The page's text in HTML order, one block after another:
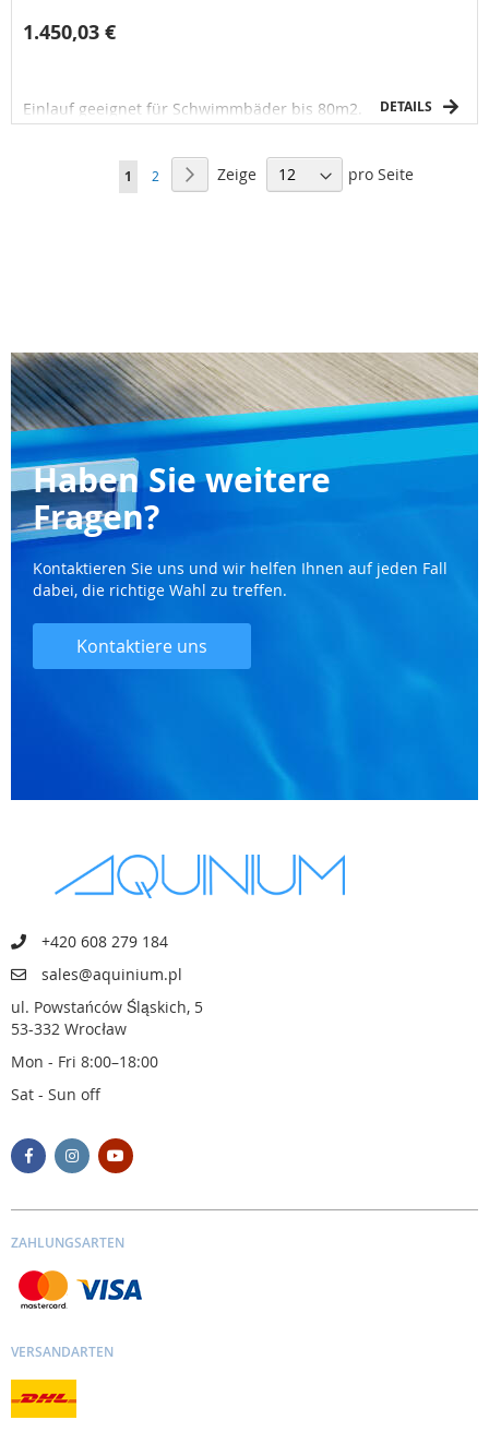
1.450,03 €
Einlauf geeignet für Schwimmbäder bis 80m2. DETAILS
Seite
Sie
1 Seite
2 Seite
Nächster
Zeige pro Seite
Haben Sie weitere
Fragen?
Kontaktieren Sie uns und wir helfen Ihnen auf jeden Fall
dabei, die richtige Wahl zu treffen.
Kontaktiere uns
+420 608 279 184
sales@aquinium.pl
ul. Powstańców Śląskich, 5
53-332 Wrocław
Mon - Fri 8:00–18:00
Sat - Sun off
ZAHLUNGSARTEN
VERSANDARTEN